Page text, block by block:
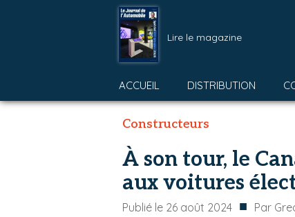
Lire le magazine
ACCUEIL DISTRIBUTION
Constructeurs
À son tour, le
aux voitures
Publié le 26 août 2024 ■ Par